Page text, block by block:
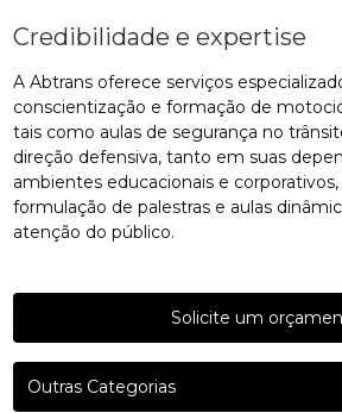
Credibilidade e expertise
A Abtrans oferece serviços
conscientização e formação de
tais como aulas de segurança no
direção defensiva, tanto em suas
ambientes educacionais e
formulação de palestras e aulas
atenção do público.
Solicite um
Outras Categorias